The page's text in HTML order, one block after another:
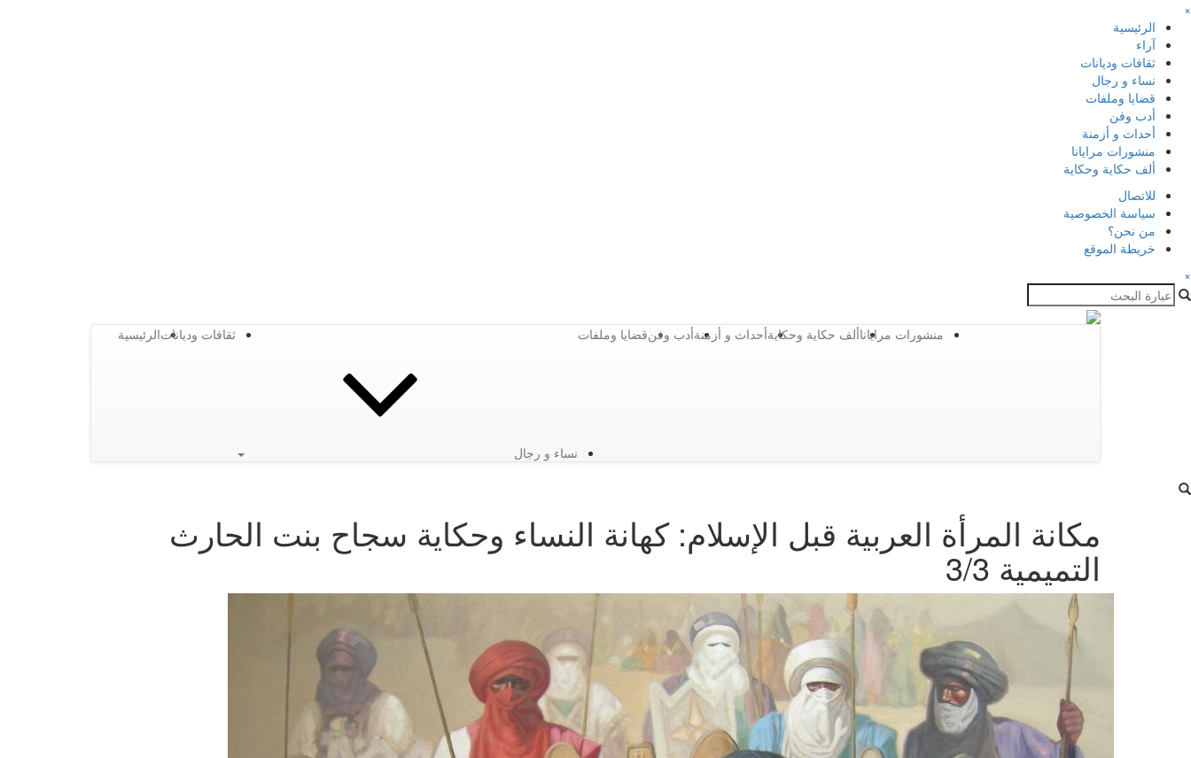
×
الرئيسية
آراء
ثقافات وديانات
نساء و رجال
قضايا وملفات
أدب وفن
أحداث و أزمنة
منشورات مرايانا
ألف حكاية وحكاية
للاتصال
سياسة الخصوصية
من نحن؟
خريطة الموقع
×
الرئيسيةثقافات وديانات
نساء و رجال
قضايا وملفاتأدب وفنأحداث و أزمنةألف حكاية وحكايةمنشورات مرايانا
مكانة المرأة العربية قبل الإسلام: كهانة النساء وحكاية سجاح بنت الحارث
التميمية 3/3